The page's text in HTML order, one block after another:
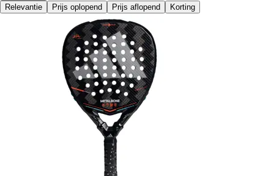
Relevantie
Prijs oplopend Prijs aflopend Korting